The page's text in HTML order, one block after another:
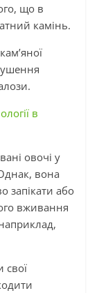
що в
камінь.
в
овочі у
вона
запікати або
вживання
свої